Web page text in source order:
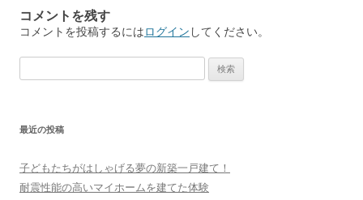
コメントを残す
コメントを投稿するにはログイン してください。
最近の投稿
子どもたちがはしゃげる夢の新築一戸建て！
耐震性能の高いマイホームを建てた体験